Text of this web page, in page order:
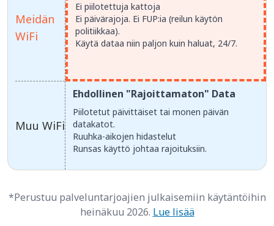
Meidän
WiFi
Muu WiFi
Ei piilotettuja kattoja
Ei päivärajoja. Ei FUP:ia (reilun käytön
politiikkaa).
Käytä dataa niin paljon kuin haluat, 24/7.
Ehdollinen "Rajoittamaton" Data
Piilotetut päivittäiset tai monen päivän
datakatot.
Ruuhka-aikojen hidastelut
Runsas käyttö johtaa rajoituksiin.
*Perustuu palveluntarjoajien julkaisemiin käytäntöihin
heinäkuu 2026. Lue lisää